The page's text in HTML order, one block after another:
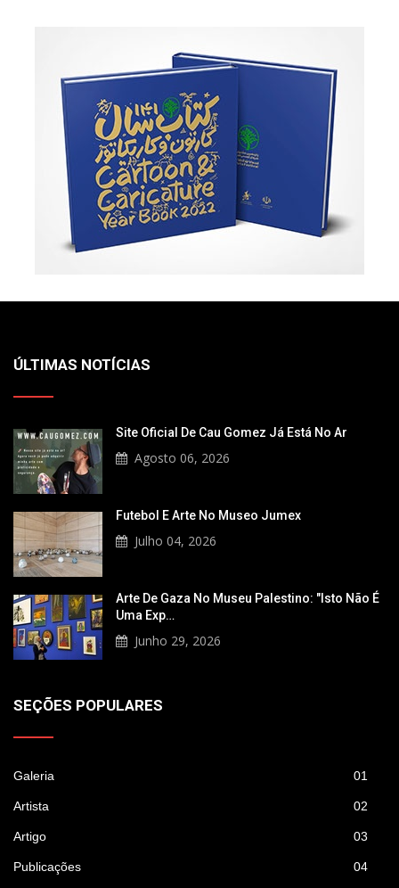
ÚLTIMAS NOTÍCIAS
Site Oficial De Cau Gomez Já Está No Ar
Agosto 06, 2026
Futebol E Arte No Museo Jumex
Julho 04, 2026
Arte De Gaza No Museu Palestino: "Isto Não É
Uma Exp…
Junho 29, 2026
SEÇÕES POPULARES
Galeria 01
Artista 02
Artigo 03
Publicações 04